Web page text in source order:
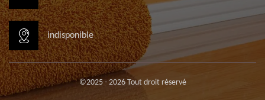
indisponible
©2025 - 2026 Tout droit réservé